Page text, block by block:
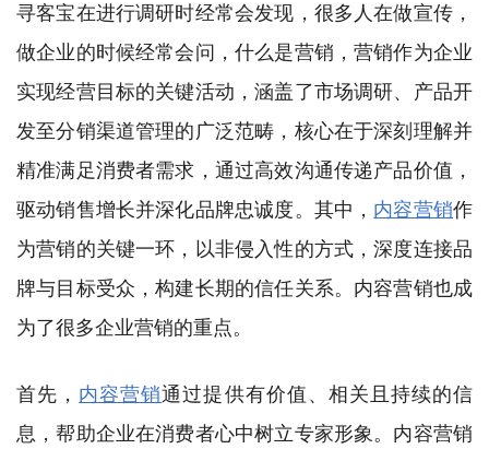
寻客宝在进行调研时经常会发现，很多人在做宣传，
做企业的时候经常会问，什么是营销，营销作为企业
实现经营目标的关键活动，涵盖了市场调研、产品开
发至分销渠道管理的广泛范畴，核心在于深刻理解并
精准满足消费者需求，通过高效沟通传递产品价值，
驱动销售增长并深化品牌忠诚度。其中， 内容营销作
为营销的关键一环，以非侵入性的方式，深度连接品
牌与目标受众，构建长期的信任关系。内容营销也成
为了很多企业营销的重点。
首先， 内容营销通过提供有价值、相关且持续的信
息，帮助企业在消费者心中树立专家形象。内容营销